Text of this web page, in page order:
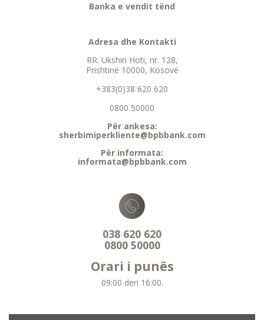
Banka e vendit tënd
Adresa dhe Kontakti
RR. Ukshin Hoti, nr. 128,
Prishtinë 10000, Kosovë
+383(0)38 620 620
0800 50000
Për ankesa:
sherbimiperkliente@bpbbank.com
Për informata:
informata@bpbbank.com
038 620 620
0800 50000
Orari i punës
09:00 deri 16:00.